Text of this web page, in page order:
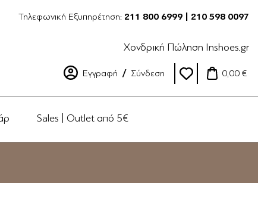
Τηλεφωνική Εξυπηρέτηση: 211 800 6999 | 210 598 0097
Χονδρική Πώληση Inshoes.gr
Εγγραφή Σύνδεση 0,00 €
Sales | Outlet από 5€